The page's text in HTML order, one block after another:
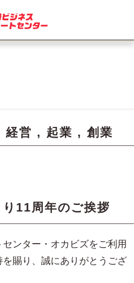
経営 , 起業 , 創業
11周年のご挨拶
ンター・オカビズをご利用
賜り、誠にありがとうござ